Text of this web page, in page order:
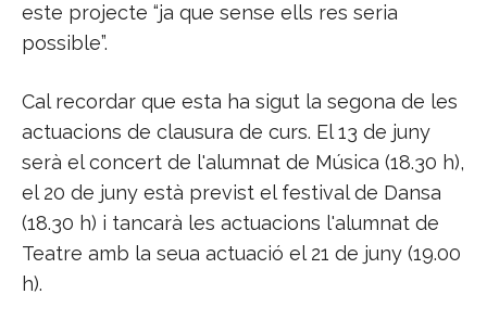
este projecte “ja que sense ells res seria
possible”.
Cal recordar que esta ha sigut la segona de les
actuacions de clausura de curs. El 13 de juny
serà el concert de l'alumnat de Música (18.30 h),
el 20 de juny està previst el festival de Dansa
(18.30 h) i tancarà les actuacions l'alumnat de
Teatre amb la seua actuació el 21 de juny (19.00
h).